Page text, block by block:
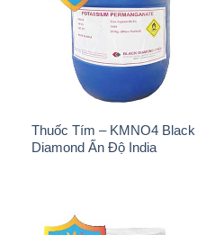
Thuốc Tím – KMNO4 Black
Diamond Ấn Độ India